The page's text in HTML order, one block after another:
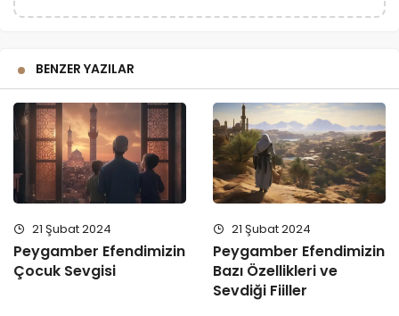
BENZER YAZILAR
21 Şubat 2024
Peygamber Efendimizin
Çocuk Sevgisi
21 Şubat 2024
Peygamber Efendimizin
Bazı Özellikleri ve
Sevdiği Fiiller